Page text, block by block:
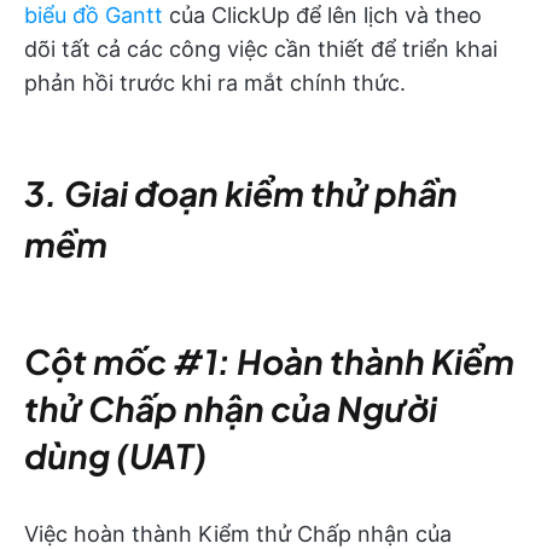
biểu đồ Gantt của ClickUp để lên lịch và theo
dõi tất cả các công việc cần thiết để triển khai
phản hồi trước khi ra mắt chính thức.
3. Giai đoạn kiểm thử phần
mềm
Cột mốc #1: Hoàn thành Kiểm
thử Chấp nhận của Người
dùng (UAT)
Việc hoàn thành Kiểm thử Chấp nhận của